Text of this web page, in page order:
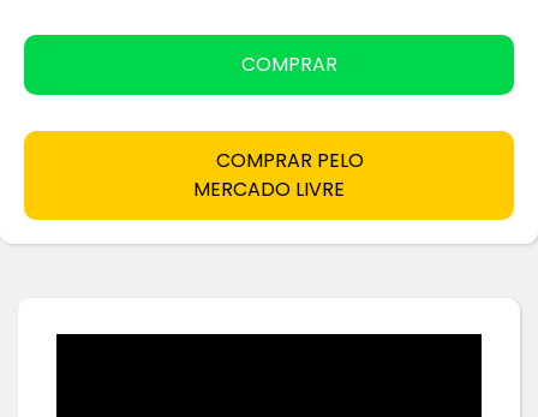
COMPRAR
COMPRAR PELO
MERCADO LIVRE